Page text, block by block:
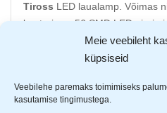
Meie veebileht
küpsiseid
Veebilehe paremaks toimimiseks
kasutamise tingimustega.
Tiross LED laualamp. Võimas
kontorisse. 56 SMD LED pirni
kasutusmugavuse.
Võimsus 10W